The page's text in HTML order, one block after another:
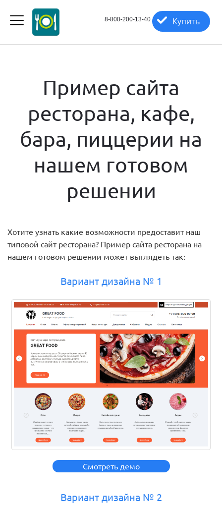
8-800-200-13-40 Купить
Пример сайта
ресторана, кафе,
бара, пиццерии на
нашем готовом
решении
Хотите узнать какие возможности предоставит наш
типовой сайт ресторана? Пример сайта ресторана на
нашем готовом решении может выглядеть так:
Вариант дизайна № 1
Смотреть демо
Вариант дизайна № 2